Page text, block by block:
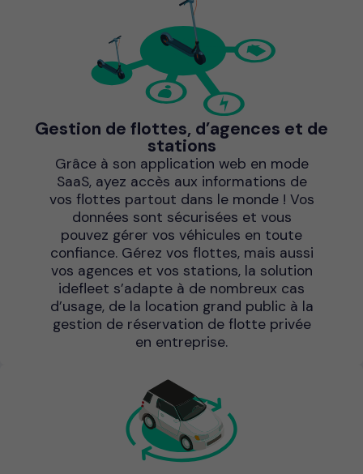
Gestion de flottes, d’agences et de
stations
Grâce à son application web en mode
SaaS, ayez accès aux informations de
vos flottes partout dans le monde ! Vos
données sont sécurisées et vous
pouvez gérer vos véhicules en toute
confiance. Gérez vos flottes, mais aussi
vos agences et vos stations, la solution
idefleet s’adapte à de nombreux cas
d’usage, de la location grand public à la
gestion de réservation de flotte privée
en entreprise.